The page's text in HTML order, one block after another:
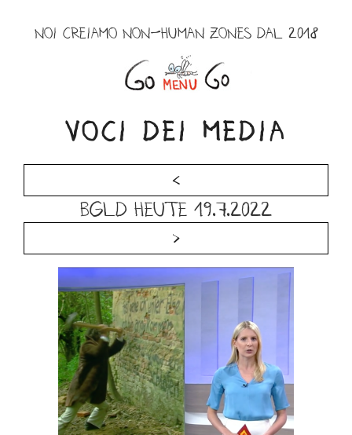
NOI CREIAMO NON-HUMAN ZONES DAL 2018
Menu
VOCI DEI MEDIA
<
Bgld heute 19.7.2022
>